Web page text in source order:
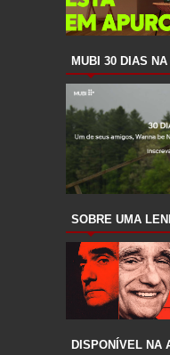
MUBI 30 DIAS
SOBRE UMA
DISPONÍVEL NA